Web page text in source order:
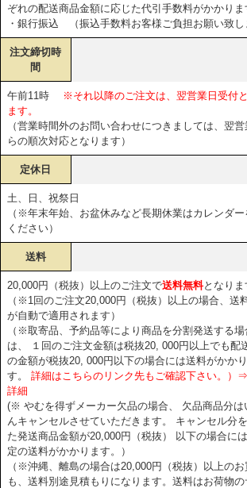
ぞれの配送商品金額に応じた代引手数料がかかりま
・銀行振込 （振込手数料お客様ご負担お願い致し
注文締切時
間
午前11時
※それ以降のご注文は、翌営業日受付
ます。
（営業時間外のお問い合わせにつきましては、翌
らの順次対応となります）
定休日
土、日、祝祭日
（※年末年始、お盆休みなど長期休業はカレンダー
ください）
送料
20,000円（税抜）以上のご注文で送料無料となりま
（※1回のご注文20,000円（税抜）以上の場合、送
が自動で適用されます）
（※取寄品、予約品等により商品を分割発送する場
は、 １回のご注文金額は税抜20, 000円以上でも配
の金額が税抜20, 000円以下の場合には送料がかか
す。
詳細はこちらのリンク先もご確認下さい。）
詳細
(※ やむを得ずメーカー欠品の場合、 欠品商品分は
んキャンセルさせていただきます。 キャンセル分
た発送商品金額が20,000円（税抜） 以下の場合に
定の送料がかかります。）
（※沖縄、離島の場合は20,000円（税抜）以上の
も、送料別途見積もりになります。送料はお荷物